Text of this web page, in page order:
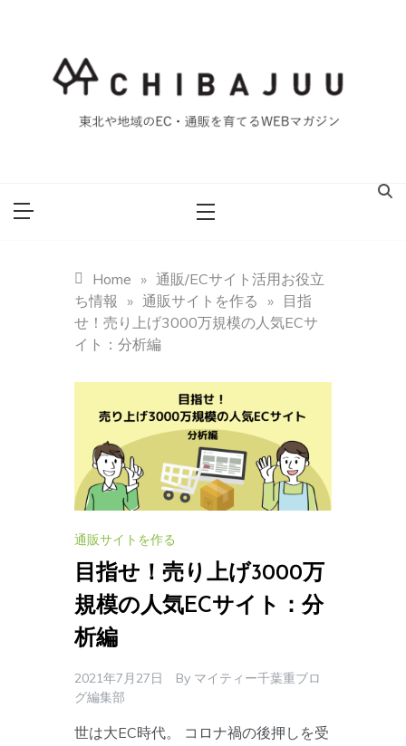
重ブログ
Home » 通販/ECサイト活用お役立
ち情報
» 通販サイトを作る » 目指
せ！売り上げ3000万規模の人気ECサ
イト：分析編
通販サイトを作る
目指せ！売り上げ3000万
規模の人気ECサイト：分
析編
2021年7月27日 By マイティー千葉重ブロ
グ編集部
世は大EC時代。 コロナ禍の後押しを受